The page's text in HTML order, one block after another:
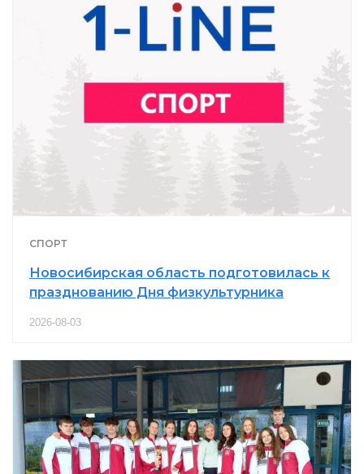
СПОРТ
Новосибирская область подготовилась к
празднованию Дня физкультурника
2026-08-03